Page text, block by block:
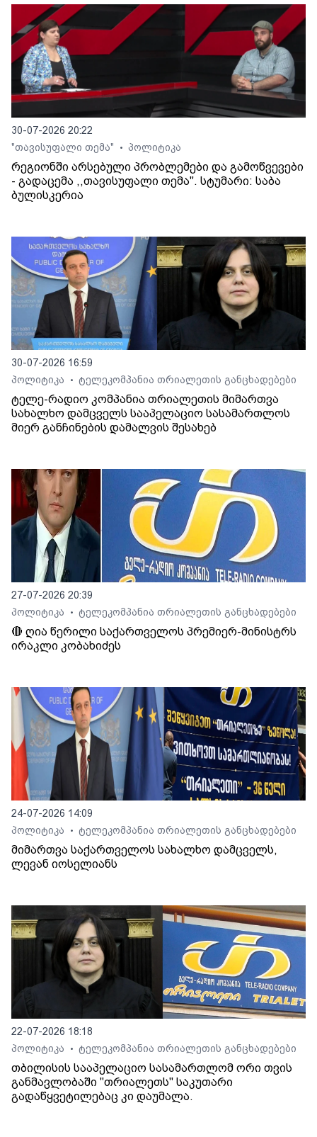
30-07-2026 20:22
"თავისუფალი თემა"
• პოლიტიკა
რეგიონში არსებული პრობლემები და გამოწვევები
- გადაცემა ,,თავისუფალი თემა". სტუმარი: საბა
ბულისკერია
30-07-2026 16:59
პოლიტიკა
• ტელეკომპანია თრიალეთის განცხადებები
ტელე-რადიო კომპანია თრიალეთის მიმართვა
სახალხო დამცველს სააპელაციო სასამართლოს
მიერ განჩინების დამალვის შესახებ
27-07-2026 20:39
პოლიტიკა
• ტელეკომპანია თრიალეთის განცხადებები
🔴 ღია წერილი საქართველოს პრემიერ-მინისტრს
ირაკლი კობახიძეს
24-07-2026 14:09
პოლიტიკა
• ტელეკომპანია თრიალეთის განცხადებები
მიმართვა საქართველოს სახალხო დამცველს,
ლევან იოსელიანს
22-07-2026 18:18
პოლიტიკა
• ტელეკომპანია თრიალეთის განცხადებები
თბილისის სააპელაციო სასამართლომ ორი თვის
განმავლობაში "თრიალეთს" საკუთარი
გადაწყვეტილებაც კი დაუმალა.